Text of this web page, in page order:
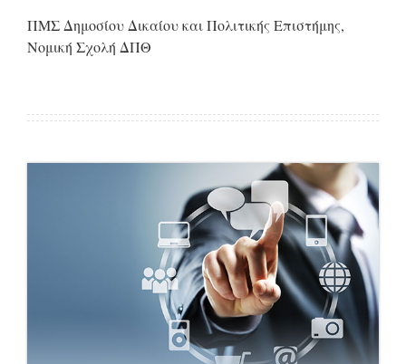
ΠΜΣ Δημοσίου Δικαίου και Πολιτικής Επιστήμης,
Νομική Σχολή ΔΠΘ